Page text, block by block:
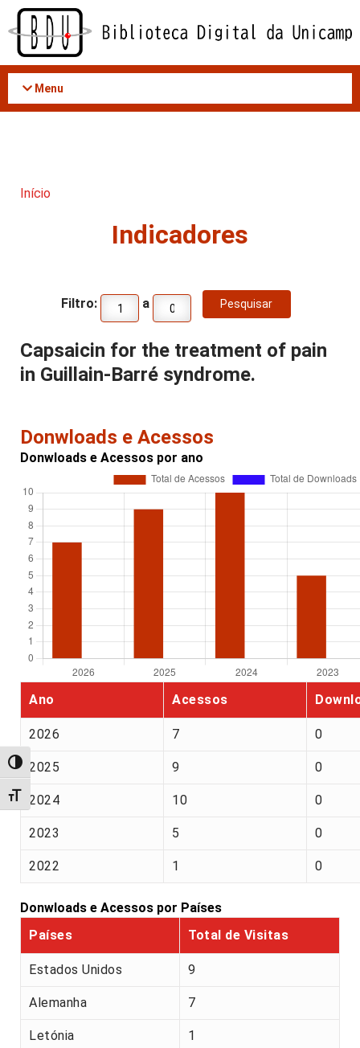
Acessar
conteúdo
Alternar alto contraste
Alternar tamanho da fonte
Menu
Início
Indicadores
Filtro: a
Capsaicin for the treatment of pain
in Guillain-Barré syndrome.
Donwloads e Acessos
Donwloads e Acessos por ano
Ano Acessos
2026 7 0
2025 9 0
2024 10 0
2023 5 0
2022 1 0
Donwloads e Acessos por Países
Países
Total de Visitas
Estados Unidos 9
Alemanha 7
Letónia 1